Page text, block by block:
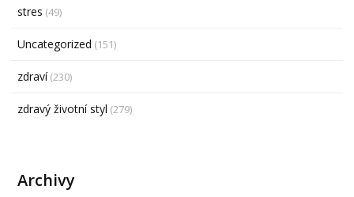
stres (49)
Uncategorized (151)
zdraví(230)
zdravý životní styl (279)
Archivy